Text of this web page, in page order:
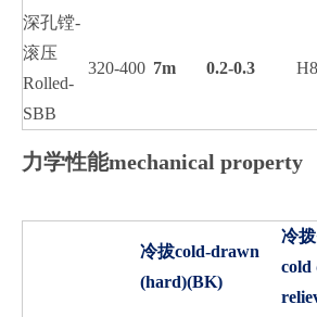
深孔镗-
滚压
Rolled-
SBB
320-400 7m 0.2-0.3
力学性能mechanical property
冷拔cold-drawn
(hard)(BK)
冷
cold